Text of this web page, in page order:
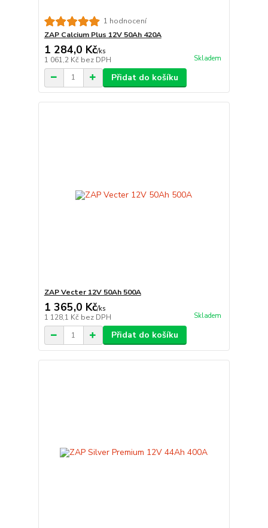
1 hodnocení
ZAP Calcium Plus 12V 50Ah 420A
1 284,0 Kč/ks
1 061,2 Kč bez DPH Skladem
Přidat do košíku
ZAP Vecter 12V 50Ah 500A
1 365,0 Kč/ks
1 128,1 Kč bez DPH Skladem
Přidat do košíku